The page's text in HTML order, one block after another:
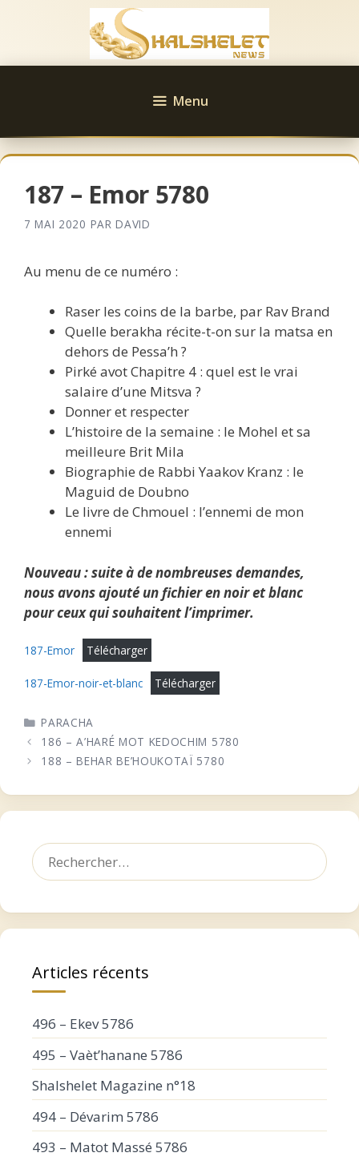
Menu
187 – Emor 5780
7 MAI 2020 PAR DAVID
Au menu de ce numéro :
Raser les coins de la barbe, par Rav Brand
Quelle berakha récite-t-on sur la matsa en
dehors de Pessa’h ?
Pirké avot Chapitre 4 : quel est le vrai
salaire d’une Mitsva ?
Donner et respecter
L’histoire de la semaine : le Mohel et sa
meilleure Brit Mila
Biographie de Rabbi Yaakov Kranz : le
Maguid de Doubno
Le livre de Chmouel : l’ennemi de mon
ennemi
Nouveau : suite à de nombreuses demandes,
nous avons ajouté un fichier en noir et blanc
pour ceux qui souhaitent l’imprimer.
187-Emor Télécharger
187-Emor-noir-et-blanc Télécharger
CATÉGORIES
PARACHA
186 – A’HARÉ MOT KEDOCHIM 5780
188 – BEHAR BE’HOUKOTAÏ 5780
Rechercher :
Articles récents
496 – Ekev 5786
495 – Vaèt’hanane 5786
Shalshelet Magazine n°18
494 – Dévarim 5786
493 – Matot Massé 5786